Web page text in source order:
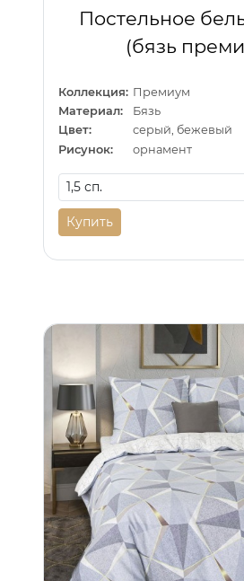
Постельное
(бязь
Коллекция: Премиум
Материал:
Бязь
Цвет:
серый, бежевый
Рисунок:
орнамент
Купить